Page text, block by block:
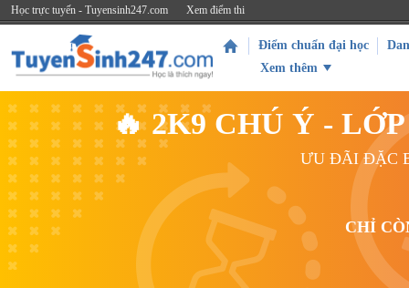
Học trực tuyến - Tuyensinh247.com Xem điểm thi
Điểm chuẩn đại học
Xem thêm
🔥 2K9 CHÚ Ý -
ƯU ĐÃI ĐẶC
CHỈ